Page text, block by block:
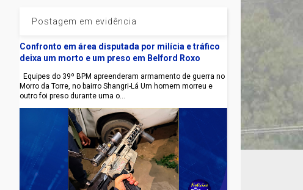
Postagem em evidência
Confronto em área disputada por milícia e tráfico
deixa um morto e um preso em Belford Roxo
Equipes do 39º BPM apreenderam armamento de guerra no
Morro da Torre, no bairro Shangri-Lá Um homem morreu e
outro foi preso durante uma o...